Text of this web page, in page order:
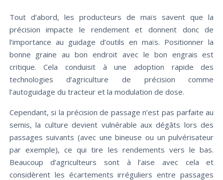
Tout d’abord, les producteurs de maïs savent que la
précision impacte le rendement et donnent donc de
l’importance au guidage d’outils en maïs. Positionner la
bonne graine au bon endroit avec le bon engrais est
critique. Cela conduisit à une adoption rapide des
technologies d’agriculture de précision comme
l’autoguidage du tracteur et la modulation de dose.
Cependant, si la précision de passage n’est pas parfaite au
semis, la culture devient vulnérable aux dégâts lors des
passages suivants (avec une bineuse ou un pulvérisateur
par exemple), ce qui tire les rendements vers le bas.
Beaucoup d’agriculteurs sont à l’aise avec cela et
considèrent les écartements irréguliers entre passages